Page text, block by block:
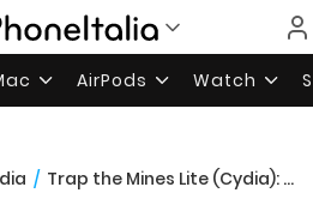
AirPods Watch
/ Trap the Mines Lite (Cydia): gioco di riflessi per iPhone